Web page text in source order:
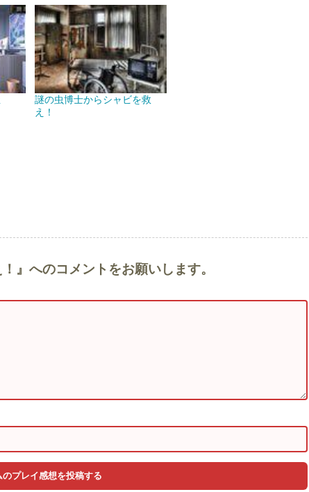
謎の虫博士からシャビを救
え！
』へのコメントをお願いします。